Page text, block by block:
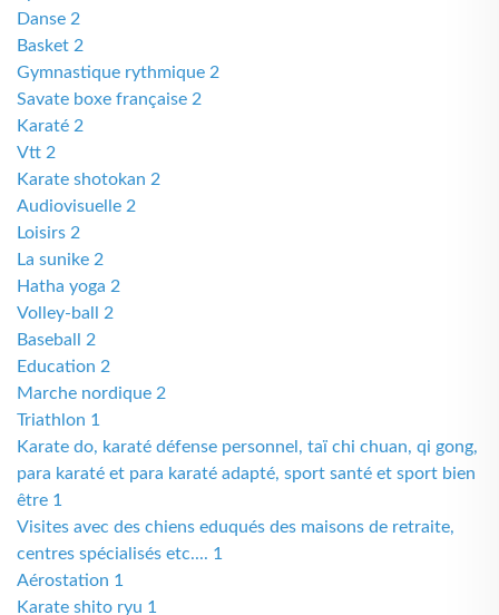
Danse 2
Basket 2
Gymnastique rythmique 2
Savate boxe française 2
Karaté 2
Vtt 2
Karate shotokan 2
Audiovisuelle 2
Loisirs 2
La sunike 2
Hatha yoga 2
Volley-ball 2
Baseball 2
Education 2
Marche nordique 2
Triathlon 1
Karate do, karaté défense personnel, taï chi chuan, qi gong,
para karaté et para karaté adapté, sport santé et sport bien
être 1
Visites avec des chiens eduqués des maisons de retraite,
centres spécialisés etc.... 1
Aérostation 1
Karate shito ryu 1